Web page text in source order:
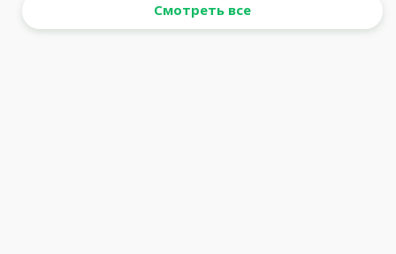
Смотреть все